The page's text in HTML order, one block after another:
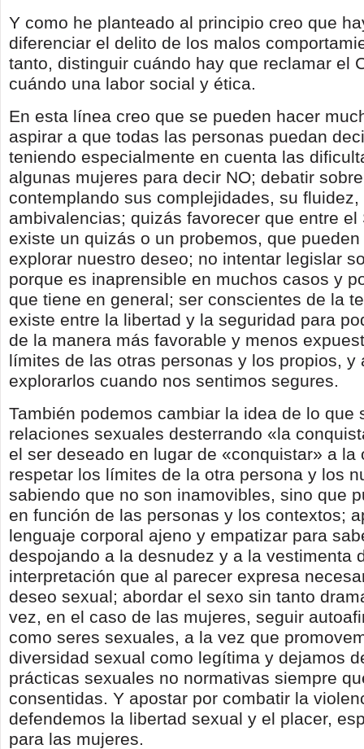
Y como he planteado al principio creo que
diferenciar el delito de los malos
tanto, distinguir cuándo hay que reclamar el
cuándo una labor social y ética.
En esta línea creo que se pueden hacer
aspirar a que todas las personas puedan
teniendo especialmente en cuenta las
algunas mujeres para decir NO; debatir
contemplando sus complejidades, su fluidez,
ambivalencias; quizás favorecer que entre el
existe un quizás o un probemos, que
explorar nuestro deseo; no intentar legislar
porque es inaprensible en muchos casos y
que tiene en general; ser conscientes de la
existe entre la libertad y la seguridad para
de la manera más favorable y menos
límites de las otras personas y los propios, y
explorarlos cuando nos sentimos segures.
También podemos cambiar la idea de lo que
relaciones sexuales desterrando «la
el ser deseado en lugar de «conquistar» a la
respetar los límites de la otra persona y los
sabiendo que no son inamovibles, sino que
en función de las personas y los contextos;
lenguaje corporal ajeno y empatizar para
despojando a la desnudez y a la vestimenta
interpretación que al parecer expresa
deseo sexual; abordar el sexo sin tanto
vez, en el caso de las mujeres, seguir
como seres sexuales, a la vez que
diversidad sexual como legítima y dejamos
prácticas sexuales no normativas siempre
consentidas. Y apostar por combatir la
defendemos la libertad sexual y el placer,
para las mujeres.